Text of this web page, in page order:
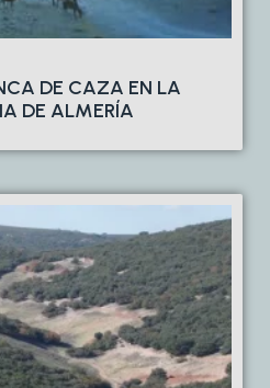
DE CAZA EN LA
DE ALMERÍA